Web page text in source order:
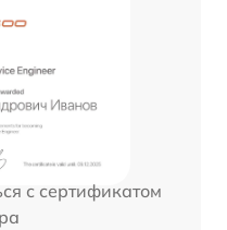
с сертификатом